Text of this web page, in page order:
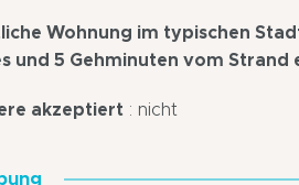
Wohnung im typischen
und 5 Gehminuten vom Strand
akzeptiert : nicht